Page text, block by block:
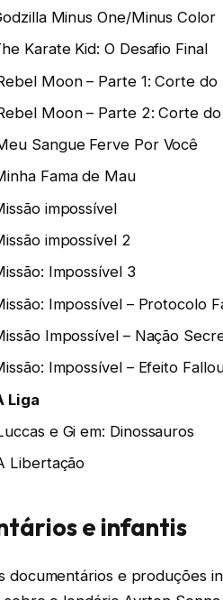
Minus One/Minus Color
Karate Kid: O Desafio Final
Moon – Parte 1: Corte do
Moon – Parte 2: Corte
Sangue Ferve Por Você
Fama de Mau
impossível
impossível 2
Impossível 3
Impossível – Protocolo
Impossível – Nação
Impossível – Efeito
Liga
e Gi em: Dinossauros
Libertação
e infantis
documentários e produções